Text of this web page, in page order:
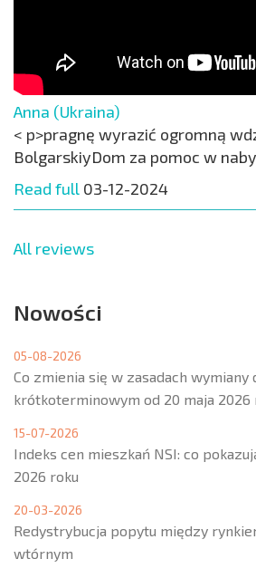
Anna (Ukraina)
< p>pragnę wyrazić ogromną
BolgarskiyDom za pomoc w
Read full 03-12-2024
All reviews
Nowości
05-08-2026
Co zmienia się w zasadach wymiany
krótkoterminowym od 20 maja 2026
15-07-2026
Indeks cen mieszkań NSI: co
2026 roku
20-03-2026
Redystrybucja popytu między
wtórnym